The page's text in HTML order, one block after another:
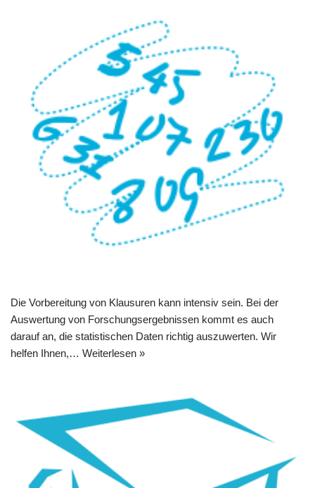
Die Vorbereitung von Klausuren kann intensiv sein. Bei der
Auswertung von Forschungsergebnissen kommt es auch
darauf an, die statistischen Daten richtig auszuwerten. Wir
helfen Ihnen,… Weiterlesen »